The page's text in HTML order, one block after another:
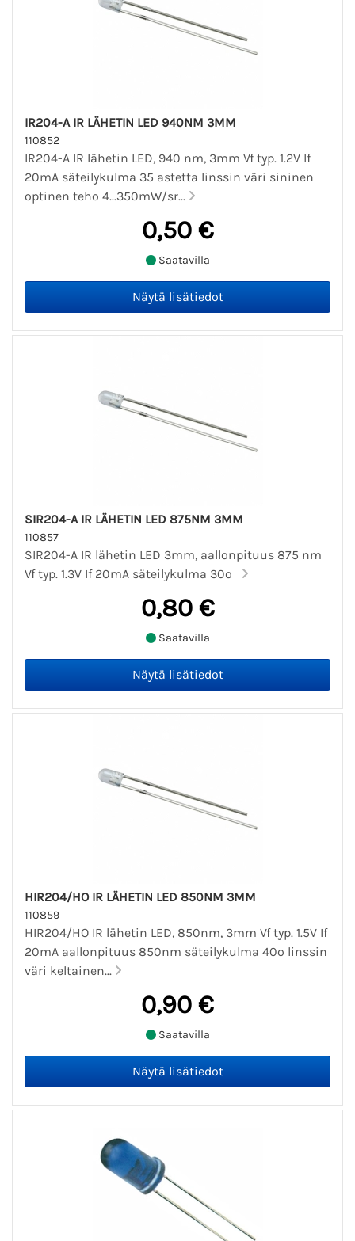
IR204-A IR LÄHETIN LED 940NM 3MM
110852
IR204-A IR lähetin LED, 940 nm, 3mm Vf typ. 1.2V If
20mA säteilykulma 35 astetta linssin väri sininen
optinen teho 4...350mW/sr...
0,50 €
Saatavilla
SIR204-A IR LÄHETIN LED 875NM 3MM
110857
SIR204-A IR lähetin LED 3mm, aallonpituus 875 nm
Vf typ. 1.3V If 20mA säteilykulma 30º
0,80 €
Saatavilla
HIR204/HO IR LÄHETIN LED 850NM 3MM
110859
HIR204/HO IR lähetin LED, 850nm, 3mm Vf typ. 1.5V If
20mA aallonpituus 850nm säteilykulma 40º linssin
väri keltainen...
0,90 €
Saatavilla